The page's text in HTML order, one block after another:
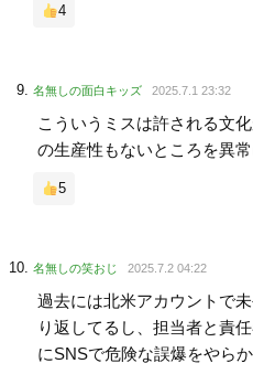
4
名無しの面白キッズ 2025.7.1 23:32
こういうミスは許される文
の生産性もないところを異
5
名無しの笑おじ 2025.7.2 04:22
過去には北米アカウントで
り返してるし、担当者と責
にSNSで危険な誤爆をやら